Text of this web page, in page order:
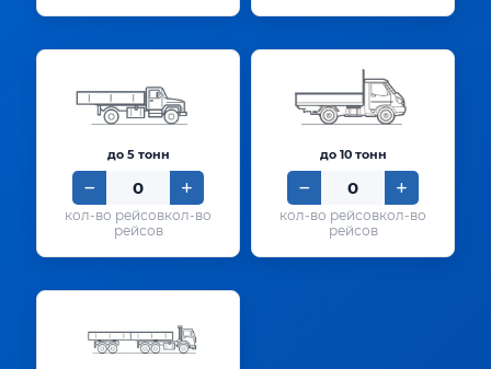
до 5 тонн
кол-во
рейсов
до 10 тонн
кол-во
рейсов